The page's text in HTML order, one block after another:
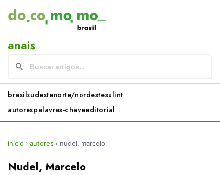
anais
brasilsudestenorte/nordestesulint
autorespalavras-chaveeditorial
início › autores › nudel, marcelo
Nudel, Marcelo